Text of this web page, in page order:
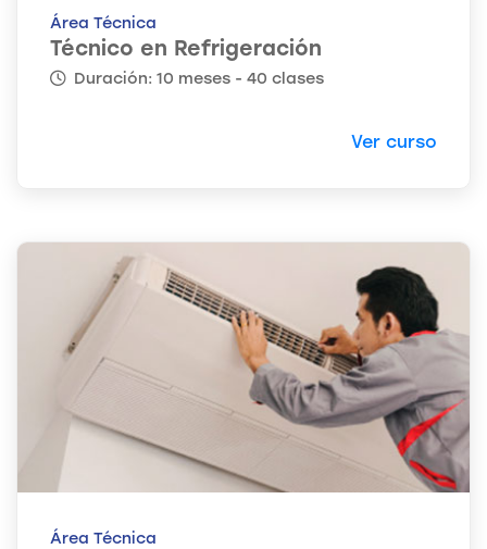
Área Técnica
Técnico en Refrigeración
Duración: 10 meses - 40 clases
Ver curso
Área Técnica